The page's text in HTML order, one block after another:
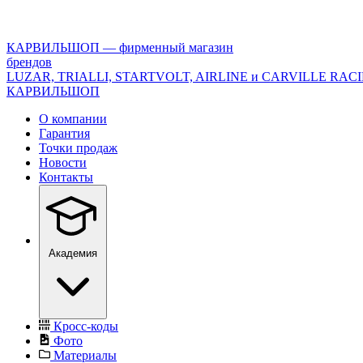
version="1.0"
encoding="utf-
8"?
>
КАРВИЛЬШОП — фирменный магазин
брендов
LUZAR, TRIALLI, STARTVOLT, AIRLINE и CARVILLE
КАРВИЛЬШОП
О компании
Гарантия
Точки продаж
Новости
Контакты
Академия
Кросс-коды
Фото
Материалы